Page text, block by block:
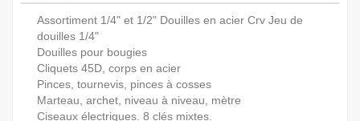
Assortiment 1/4" et 1/2" Douilles en acier Crv Jeu de
douilles 1/4"
Douilles pour bougies
Cliquets 45D, corps en acier
Pinces, tournevis, pinces à cosses
Marteau, archet, niveau à niveau, mètre
Ciseaux électriques. 8 clés mixtes.